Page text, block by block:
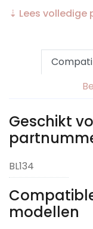
⇣ Lees
Geschikt
BL134
modellen